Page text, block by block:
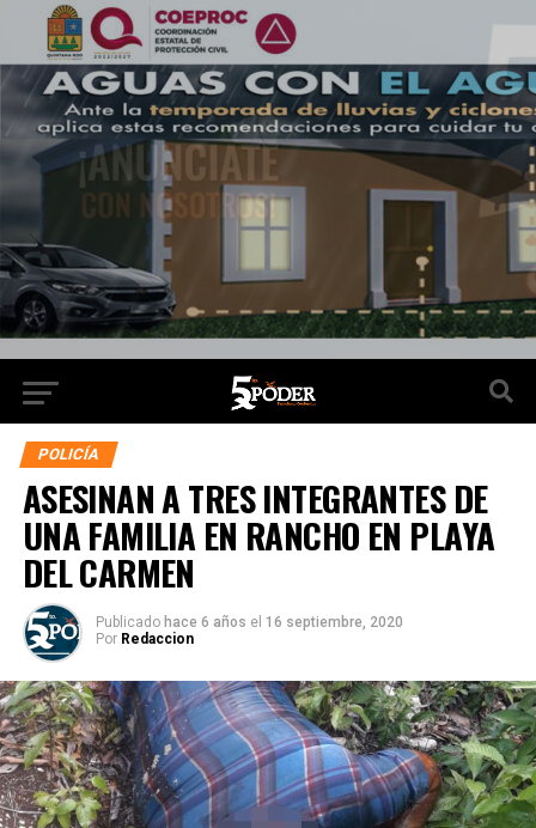
POLICÍA
ASESINAN A TRES INTEGRANTES DE
UNA FAMILIA EN RANCHO EN PLAYA
DEL CARMEN
Publicado hace 6 años el 16 septiembre, 2020
Por Redaccion